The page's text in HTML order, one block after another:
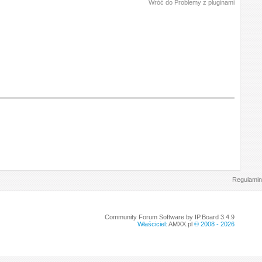
Wróć do Problemy z pluginami
Regulamin
Community Forum Software by IP.Board 3.4.9
Właściciel: AMXX.pl© 2008 - 2026